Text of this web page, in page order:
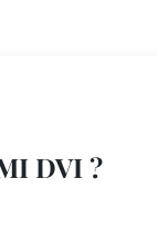
DVI ?